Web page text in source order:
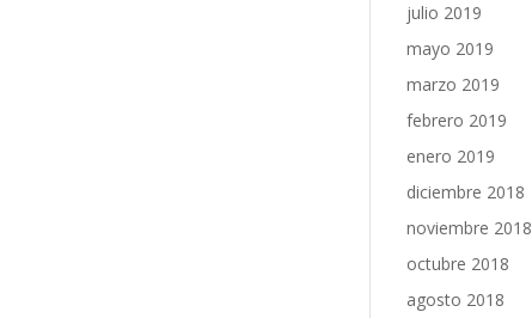
julio 2019
mayo 2019
marzo 2019
febrero 2019
enero 2019
diciembre 2018
noviembre 2018
octubre 2018
agosto 2018